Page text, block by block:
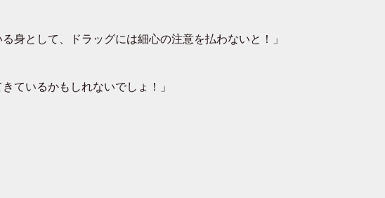
身として、ドラッグには細心の注意を払わないと！」
ているかもしれないでしょ！」